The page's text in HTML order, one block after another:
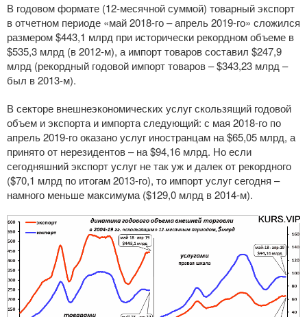
В годовом формате (12-месячной суммой) товарный экспорт
в отчетном периоде «май 2018-го – апрель 2019-го» сложился
размером $443,1 млрд при исторически рекордном объеме в
$535,3 млрд (в 2012-м), а импорт товаров составил $247,9
млрд (рекордный годовой импорт товаров – $343,23 млрд –
был в 2013-м).
В секторе внешнеэкономических услуг скользящий годовой
объем и экспорта и импорта следующий: с мая 2018-го по
апрель 2019-го оказано услуг иностранцам на $65,05 млрд, а
принято от нерезидентов – на $94,16 млрд. Но если
сегодняшний экспорт услуг не так уж и далек от рекордного
($70,1 млрд по итогам 2013-го), то импорт услуг сегодня –
намного меньше максимума ($129,0 млрд в 2014-м).